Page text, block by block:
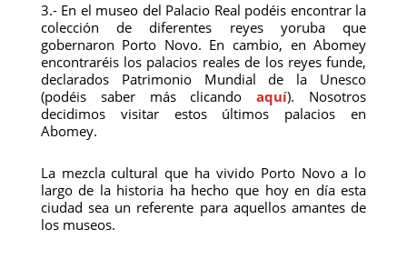
3.- En el museo del Palacio Real podéis encontrar la
colección de diferentes reyes yoruba que
gobernaron Porto Novo. En cambio, en Abomey
encontraréis los palacios reales de los reyes funde,
declarados Patrimonio Mundial de la Unesco
(podéis saber más clicandoaquí). Nosotros
decidimos visitar estos últimos palacios en
Abomey.
La mezcla cultural que ha vivido Porto Novo a lo
largo de la historia ha hecho que hoy en día esta
ciudad sea un referente para aquellos amantes de
los museos.